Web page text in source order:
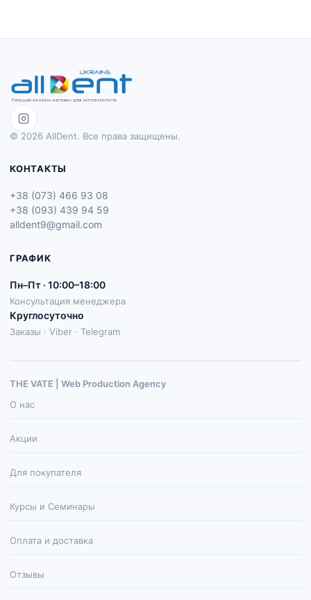
© 2026 AllDent. Все права защищены.
КОНТАКТЫ
+38 (073) 466 93 08
+38 (093) 439 94 59
alldent9@gmail.com
ГРАФИК
Пн–Пт · 10:00–18:00
Консультация менеджера
Круглосуточно
Заказы · Viber · Telegram
THE VATE | Web Production Agenсy
О нас
Акции
Для покупателя
Курсы и Семинары
Оплата и доставка
Отзывы